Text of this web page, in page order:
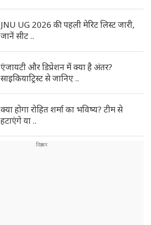
JNU UG 2026 की पहली मेरिट लिस्ट जारी,
जानें सीट ..
एंजायटी और डिप्रेशन में क्या है अंतर?
साइकियाट्रिस्ट से जानिए ..
क्या होगा रोहित शर्मा का भविष्य? टीम से
हटाएंगे या ..